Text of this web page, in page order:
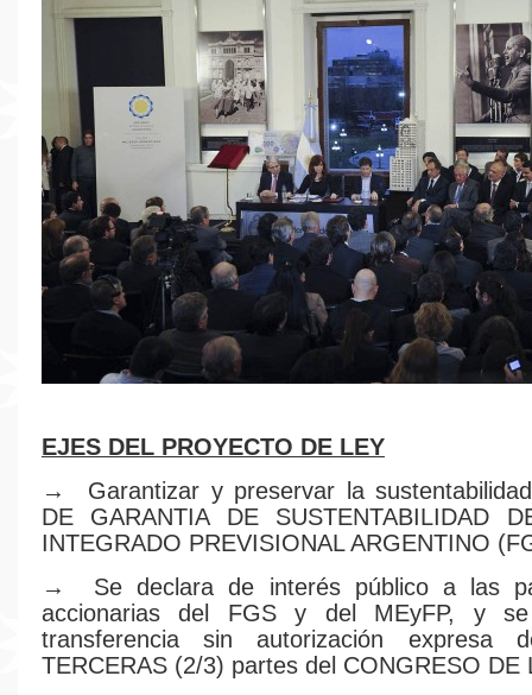
EJES DEL PROYECTO DE LEY
→ Garantizar y preservar la
DE GARANTIA DE SUSTENTABILIDAD
INTEGRADO PREVISIONAL ARGENTINO
→ Se declara de interés público a las
accionarias del FGS y del MEyFP, y
transferencia sin autorización expresa
TERCERAS (2/3) partes del CONGRESO DE